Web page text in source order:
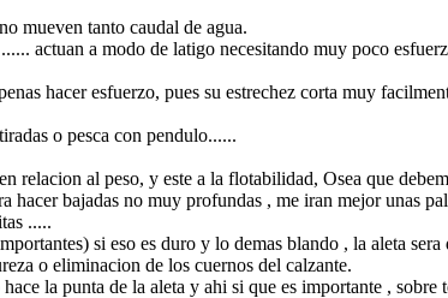
mueven tanto caudal de agua.
actuan a modo de latigo necesitando muy poco
hacer esfuerzo, pues su estrechez corta muy
o pesca con pendulo......
relacion al peso, y este a la flotabilidad, Osea que
hacer bajadas no muy profundas , me iran mejor unas
.....
si eso es duro y lo demas blando , la aleta sera
o eliminacion de los cuernos del calzante.
la punta de la aleta y ahi si que es importante , sobre